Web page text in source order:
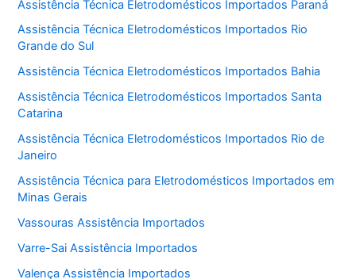
Assistência Técnica Eletrodomésticos Importados Paraná
Assistência Técnica Eletrodomésticos Importados Rio
Grande do Sul
Assistência Técnica Eletrodomésticos Importados Bahia
Assistência Técnica Eletrodomésticos Importados Santa
Catarina
Assistência Técnica Eletrodomésticos Importados Rio de
Janeiro
Assistência Técnica para Eletrodomésticos Importados em
Minas Gerais
Vassouras Assistência Importados
Varre-Sai Assistência Importados
Valença Assistência Importados